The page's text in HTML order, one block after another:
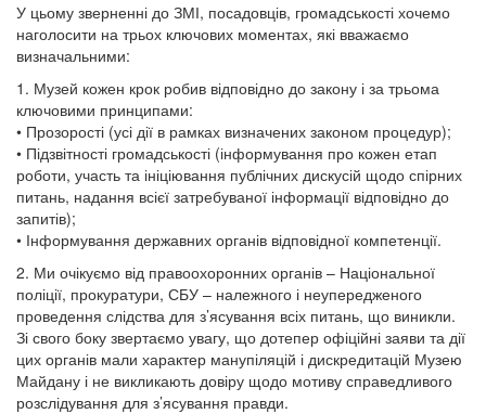
У цьому зверненні до ЗМІ, посадовців, громадськості хочемо
наголосити на трьох ключових моментах, які вважаємо
визначальними:
1. Музей кожен крок робив відповідно до закону і за трьома
ключовими принципами:
• Прозорості (усі дії в рамках визначених законом процедур);
• Підзвітності громадськості (інформування про кожен етап
роботи, участь та ініціювання публічних дискусій щодо спірних
питань, надання всієї затребуваної інформації відповідно до
запитів);
• Інформування державних органів відповідної компетенції.
2. Ми очікуємо від правоохоронних органів – Національної
поліції, прокуратури, СБУ – належного і неупередженого
проведення слідства для з’ясування всіх питань, що виникли.
Зі свого боку звертаємо увагу, що дотепер офіційні заяви та дії
цих органів мали характер манупіляцій і дискредитацій Музею
Майдану і не викликають довіру щодо мотиву справедливого
розслідування для з’ясування правди.